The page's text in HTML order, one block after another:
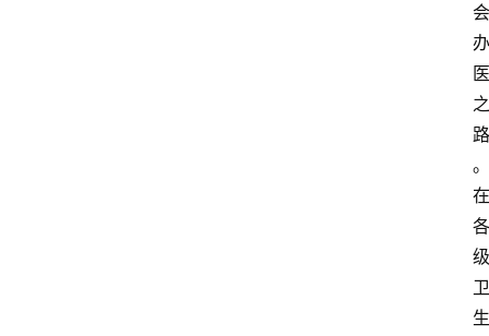
会
办
医
之
路
。
在
各
级
卫
生